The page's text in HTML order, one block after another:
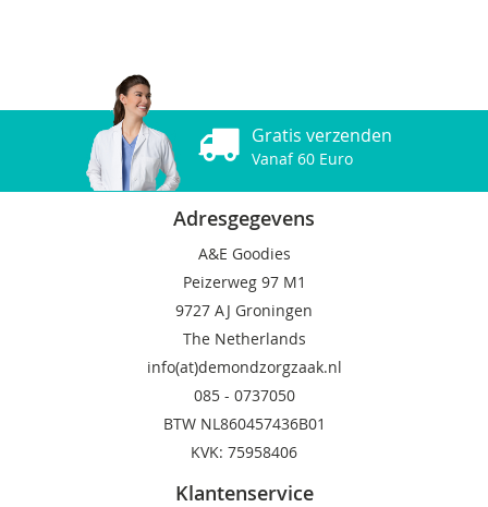
Gratis verzenden
Vanaf 60 Euro
Adresgegevens
A&E Goodies
Peizerweg 97 M1
9727 AJ Groningen
The Netherlands
info(at)demondzorgzaak.nl
085 - 0737050
BTW NL860457436B01
KVK: 75958406
Klantenservice